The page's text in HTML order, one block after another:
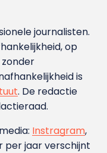
journalisten.
op
zonder
is
. De redactie
Instragram,
per jaar verschijnt